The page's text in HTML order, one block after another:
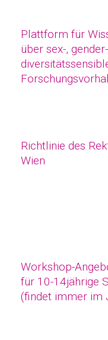
Plattform für
über sex-,
Richtlinie des
Wien
Workshop-
für 10-14jährige
(findet immer im